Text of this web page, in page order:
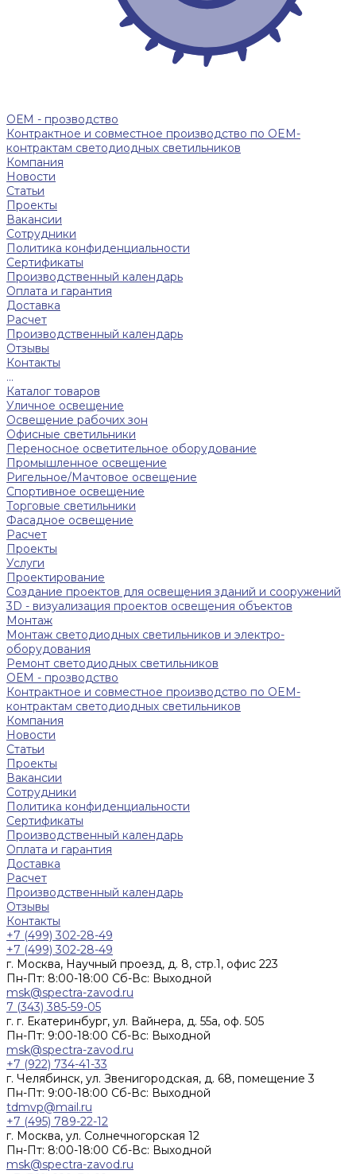
ОЕМ - прозводство
Контрактное и совместное производство по OEM-
контрактам светодиодных светильников
Компания
Новости
Статьи
Проекты
Вакансии
Сотрудники
Политика конфиденциальности
Сертификаты
Производственный календарь
Оплата и гарантия
Доставка
Расчет
Производственный календарь
Отзывы
Контакты
...
Каталог товаров
Уличное освещение
Освещение рабочих зон
Офисные светильники
Переносное осветительное оборудование
Промышленное освещение
Ригельное/Мачтовое освещение
Спортивное освещение
Торговые светильники
Фасадное освещение
Расчет
Проекты
Услуги
Проектирование
Создание проектов для освещения зданий и сооружений
3D - визуализация проектов освещения объектов
Монтаж
Монтаж светодиодных светильников и электро-
оборудования
Ремонт светодиодных светильников
ОЕМ - прозводство
Контрактное и совместное производство по OEM-
контрактам светодиодных светильников
Компания
Новости
Статьи
Проекты
Вакансии
Сотрудники
Политика конфиденциальности
Сертификаты
Производственный календарь
Оплата и гарантия
Доставка
Расчет
Производственный календарь
Отзывы
Контакты
+7 (499) 302-28-49
+7 (499) 302-28-49
г. Москва, Научный проезд, д. 8, стр.1, офис 223
Пн-Пт: 8:00-18:00 Cб-Вс: Выходной
msk@spectra-zavod.ru
7 (343) 385-59-05
г. г. Екатеринбург, ул. Вайнера, д. 55а, оф. 505
Пн-Пт: 9:00-18:00 Cб-Вс: Выходной
msk@spectra-zavod.ru
+7 (922) 734-41-33
г. Челябинск, ул. Звенигородская, д. 68, помещение 3
Пн-Пт: 9:00-18:00 Cб-Вс: Выходной
tdmvp@mail.ru
+7 (495) 789-22-12
г. Москва, ул. Солнечногорская 12
Пн-Пт: 8:00-18:00 Cб-Вс: Выходной
msk@spectra-zavod.ru